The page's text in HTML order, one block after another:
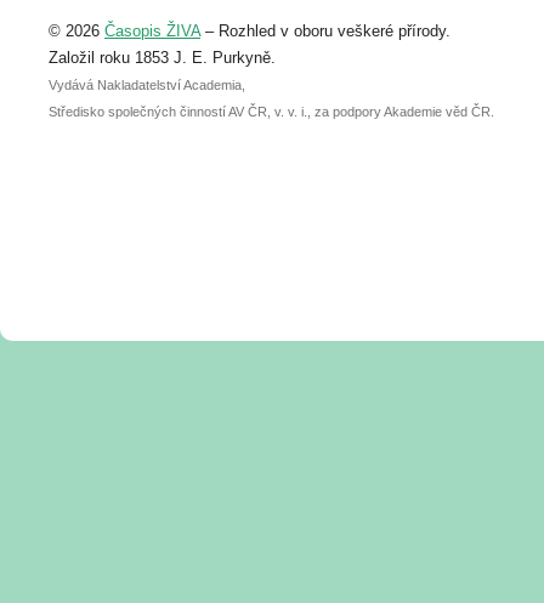
abstraktu přihlášené přednášky nebo
posteru je už 30. června.
© 2026 Časopis ŽIVA– Rozhled v oboru veškeré přírody.
Založil roku 1853 J. E. Purkyně.
Vydává Nakladatelství Academia,
Středisko společných činností AV ČR, v. v. i., za podpory Akademie věd ČR.